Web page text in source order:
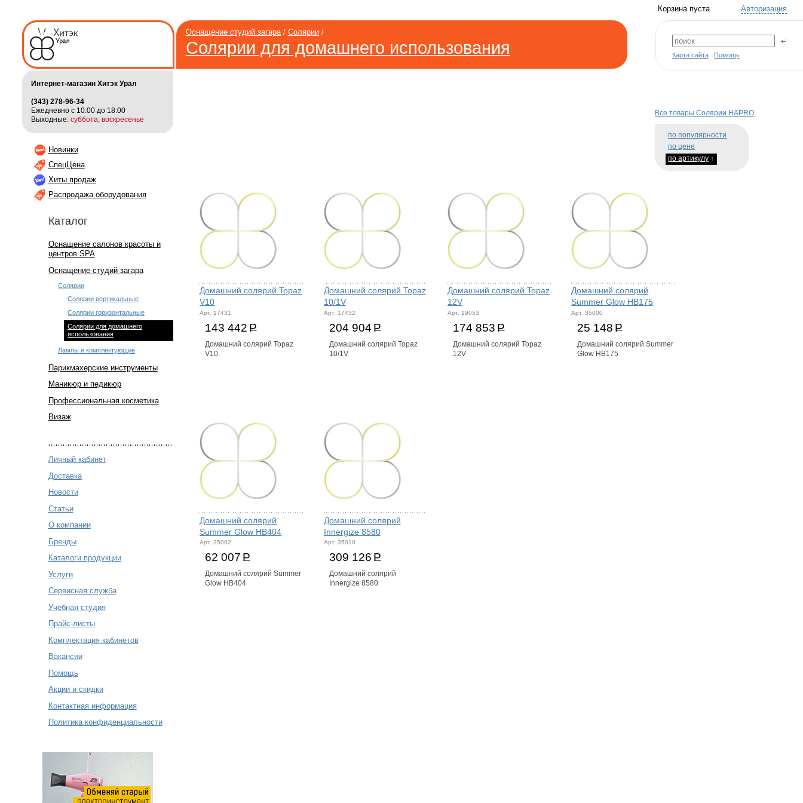
Авторизация
Корзина пуста
Карта сайта Помощь
Оснащение студий загара/ Солярии/
Солярии для домашнего использования
Интернет-магазин Хитэк Урал
(343) 278-96-34
Ежедневно с 10:00 до 18:00
Выходные: суббота воскресенье
Новинки
СпецЦена
Хиты продаж
Распродажа оборудования
Каталог
Оснащение салонов красоты и
центров SPA
Оснащение студий загара
Солярии
Солярии вертикальные
Солярии горизонтальные
Солярии для домашнего
использования
Лампы и комплектующие
Парикмахерские инструменты
Маникюр и педикюр
Профессиональная косметика
Визаж
Личный кабинет
Доставка
Новости
Статьи
О компании
Бренды
Каталоги продукции
Услуги
Сервисная служба
Учебная студия
Прайс-листы
Комплектация кабинетов
Вакансии
Помощь
Акции и скидки
Контактная информация
Политика конфиденциальности
Все товары Солярии HAPRO
по популярности
по цене
по артикулу ↑
Домашний солярий Topaz
V10
Арт. 17431
143 442 Р
Домашний солярий Topaz
V10
Домашний солярий Topaz
10/1V
Арт. 17432
204 904 Р
Домашний солярий Topaz
10/1V
Домашний солярий Topaz
12V
Арт. 19053
174 853 Р
Домашний солярий Topaz
12V
Домашний солярий
Summer Glow HB175
Арт. 35000
25 148 Р
Домашний солярий Summer
Glow HB175
Домашний солярий
Summer Glow HB404
Арт. 35002
62 007 Р
Домашний солярий Summer
Glow HB404
Домашний солярий
Innergize 8580
Арт. 35010
309 126 Р
Домашний солярий
Innergize 8580